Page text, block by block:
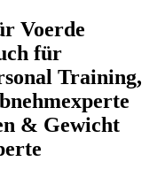
Voerde
für
Training,
& Gewicht